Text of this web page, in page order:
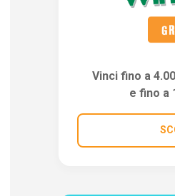
Vinci fino a
e fino a